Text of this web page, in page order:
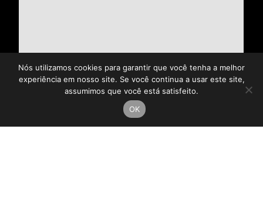
Nós utilizamos cookies para garantir que você tenha a melhor
experiência em nosso site. Se você continua a usar este site,
assumimos que você está satisfeito.
OK